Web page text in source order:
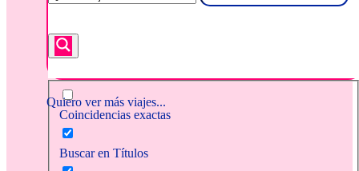
Quiero ver más viajes...
Coincidencias exactas
Buscar en Títulos